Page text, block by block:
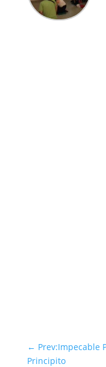
← Prev:Impecable
Principito